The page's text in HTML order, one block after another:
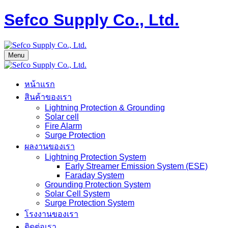
Sefco Supply Co., Ltd.
Menu
หน้าแรก
สินค้าของเรา
Lightning Protection & Grounding
Solar cell
Fire Alarm
Surge Protection
ผลงานของเรา
Lightning Protection System
Early Streamer Emission System (ESE)
Faraday System
Grounding Protection System
Solar Cell System
Surge Protection System
โรงงานของเรา